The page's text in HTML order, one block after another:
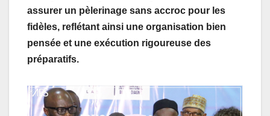
assurer un pèlerinage sans accroc pour les
fidèles, reflétant ainsi une organisation bien
pensée et une exécution rigoureuse des
préparatifs.